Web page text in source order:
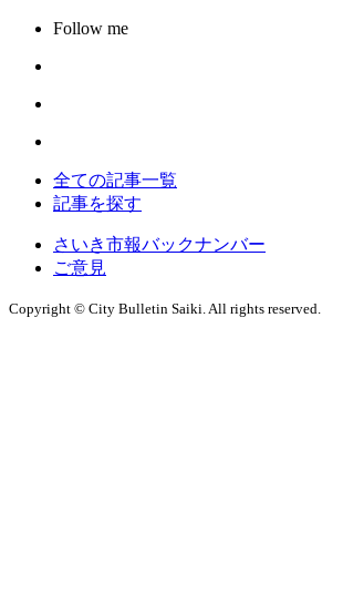
Follow me
全ての記事一覧
記事を探す
さいき市報バックナンバー
ご意見
Copyright © City Bulletin Saiki. All rights reserved.